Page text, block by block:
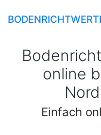
online
Einfach